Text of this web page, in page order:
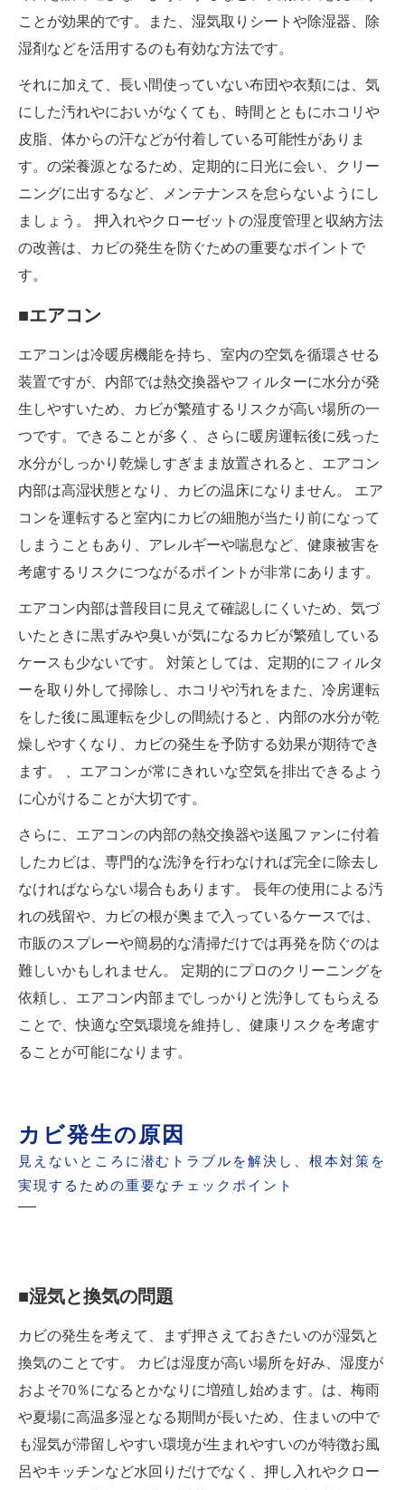
ことが効果的です。また、湿気取りシートや除湿器、除
湿剤などを活用するのも有効な方法です。
それに加えて、長い間使っていない布団や衣類には、気
にした汚れやにおいがなくても、時間とともにホコリや
皮脂、体からの汗などが付着している可能性がありま
す。の栄養源となるため、定期的に日光に会い、クリー
ニングに出するなど、メンテナンスを怠らないようにし
ましょう。 押入れやクローゼットの湿度管理と収納方法
の改善は、カビの発生を防ぐための重要なポイントで
す。
■エアコン
エアコンは冷暖房機能を持ち、室内の空気を循環させる
装置ですが、内部では熱交換器やフィルターに水分が発
生しやすいため、カビが繁殖するリスクが高い場所の一
つです。できることが多く、さらに暖房運転後に残った
水分がしっかり乾燥しすぎまま放置されると、エアコン
内部は高湿状態となり、カビの温床になりません。 エア
コンを運転すると室内にカビの細胞が当たり前になって
しまうこともあり、アレルギーや喘息など、健康被害を
考慮するリスクにつながるポイントが非常にあります。
エアコン内部は普段目に見えて確認しにくいため、気づ
いたときに黒ずみや臭いが気になるカビが繁殖している
ケースも少ないです。 対策としては、定期的にフィルタ
ーを取り外して掃除し、ホコリや汚れをまた、冷房運転
をした後に風運転を少しの間続けると、内部の水分が乾
燥しやすくなり、カビの発生を予防する効果が期待でき
ます。 、エアコンが常にきれいな空気を排出できるよう
に心がけることが大切です。
さらに、エアコンの内部の熱交換器や送風ファンに付着
したカビは、専門的な洗浄を行わなければ完全に除去し
なければならない場合もあります。 長年の使用による汚
れの残留や、カビの根が奥まで入っているケースでは、
市販のスプレーや簡易的な清掃だけでは再発を防ぐのは
難しいかもしれません。 定期的にプロのクリーニングを
依頼し、エアコン内部までしっかりと洗浄してもらえる
ことで、快適な空気環境を維持し、健康リスクを考慮す
ることが可能になります。
カビ発生の原因
見えないところに潜むトラブルを解決し、根本対策を
実現するための重要なチェックポイント
■湿気と換気の問題
カビの発生を考えて、まず押さえておきたいのが湿気と
換気のことです。 カビは湿度が高い場所を好み、湿度が
およそ70％になるとかなりに増殖し始めます。は、梅雨
や夏場に高温多湿となる期間が長いため、住まいの中で
も湿気が滞留しやすい環境が生まれやすいのが特徴お風
呂やキッチンなど水回りだけでなく、押し入れやクロー